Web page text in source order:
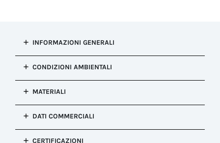
INFORMAZIONI GENERALI
installazione
Riduzione Cavo
Configurazione
Colore
Dimensioni
CONDIZIONI AMBIENTALI
corrosione
Salt mist test : EN60068-2-11:2000
Temperatura
MATERIALI
POMDATI COMMERCIALI
CERTIFICAZIONI